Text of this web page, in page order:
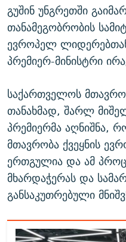
გუშინ უნგრეთში
თანამეგობრობის
ევროპელ
პრემიერ-მინისტრი
საქართველოს
თანახმად, შარლ
პრემიერმა აღნიშნა,
მთავრობა ქვეყნის
ერთგულია და ამ
მხარდაჭერას და
განსაკუთრებული